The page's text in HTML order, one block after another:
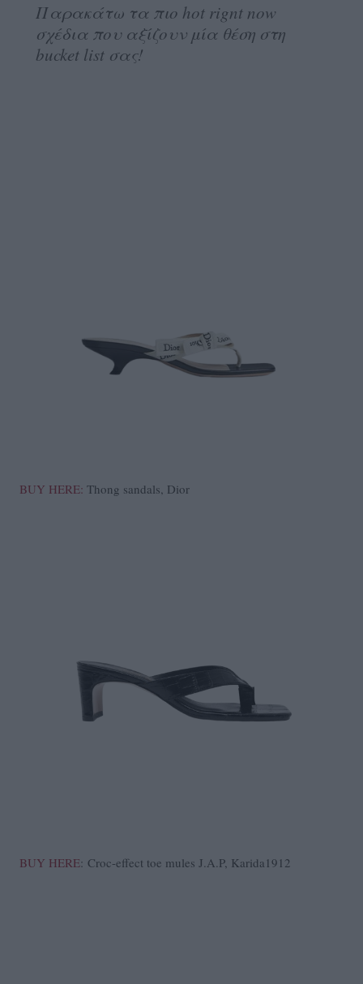
Παρακάτω τα πιο hot rignt now
σχέδια που αξίζουν μία θέση στη
bucket list σας!
BUY HERE: Thong sandals, Dior
BUY HERE: Croc-effect toe mules J.A.P, Karida1912